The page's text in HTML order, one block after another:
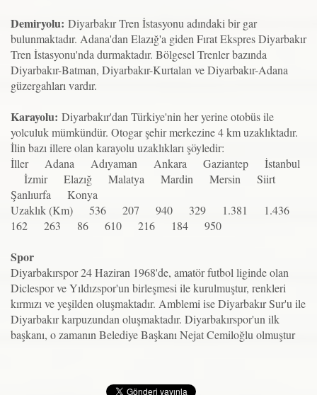
Demiryolu: Diyarbakır Tren İstasyonu adındaki bir gar
bulunmaktadır. Adana'dan Elazığ'a giden Fırat Ekspres Diyarbakır
Tren İstasyonu'nda durmaktadır. Bölgesel Trenler bazında
Diyarbakır-Batman, Diyarbakır-Kurtalan ve Diyarbakır-Adana
güzergahları vardır.
Karayolu: Diyarbakır'dan Türkiye'nin her yerine otobüs ile
yolculuk mümkündür. Otogar şehir merkezine 4 km uzaklıktadır.
İlin bazı illere olan karayolu uzaklıkları şöyledir:
İller Adana Adıyaman Ankara Gaziantep İstanbul
İzmir Elazığ Malatya Mardin Mersin Siirt
Şanlıurfa Konya
Uzaklık (Km) 536 207 940 329 1.381 1.436
162 263 86 610 216 184 950
Spor
Diyarbakırspor 24 Haziran 1968'de, amatör futbol liginde olan
Diclespor ve Yıldızspor'un birleşmesi ile kurulmuştur, renkleri
kırmızı ve yeşilden oluşmaktadır. Amblemi ise Diyarbakır Sur'u ile
Diyarbakır karpuzundan oluşmaktadır. Diyarbakırspor'un ilk
başkanı, o zamanın Belediye Başkanı Nejat Cemiloğlu olmuştur